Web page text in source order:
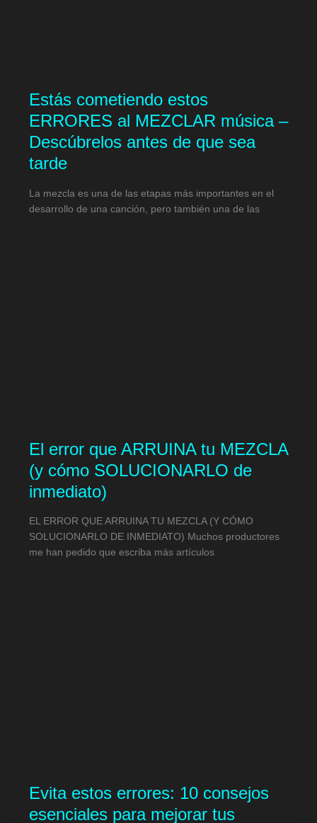
Estás cometiendo estos
ERRORES al MEZCLAR música –
Descúbrelos antes de que sea
tarde
La mezcla es una de las etapas más importantes en el
desarrollo de una canción, pero también una de las
El error que ARRUINA tu MEZCLA
(y cómo SOLUCIONARLO de
inmediato)
EL ERROR QUE ARRUINA TU MEZCLA (Y CÓMO
SOLUCIONARLO DE INMEDIATO) Muchos productores
me han pedido que escriba más artículos
Evita estos errores: 10 consejos
esenciales para mejorar tus